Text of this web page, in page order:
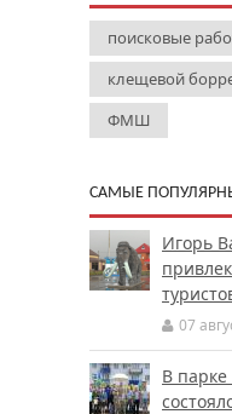
поисковые
клещевой
ФМШ
САМЫЕ
Игорь
07
В парке